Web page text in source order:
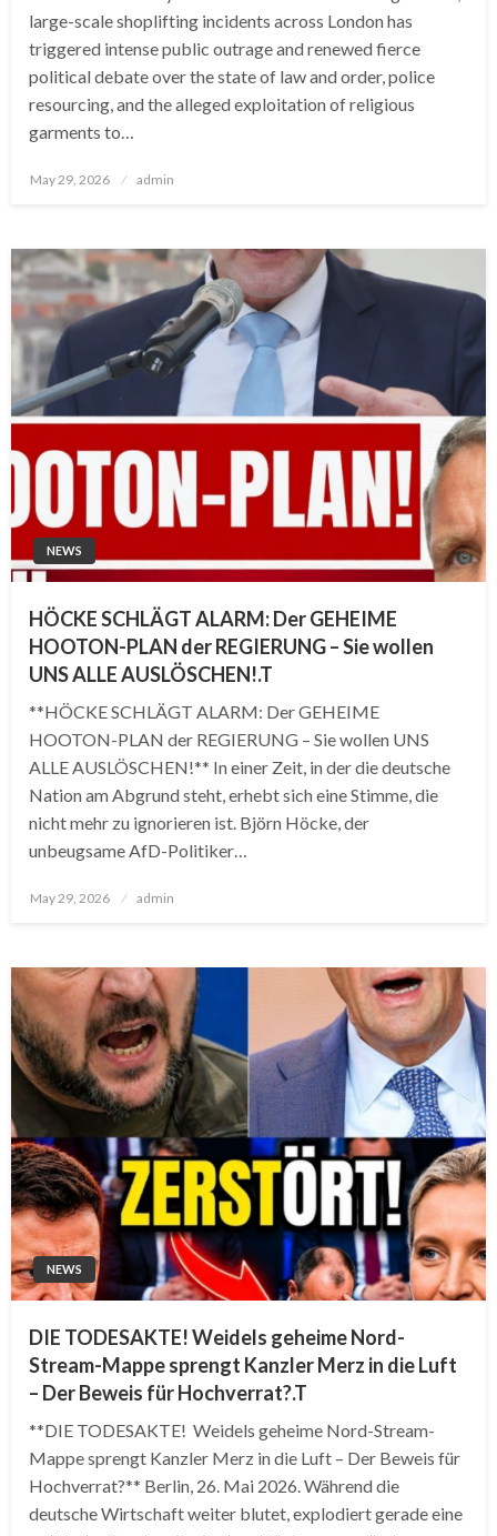
large-scale shoplifting incidents across London has
triggered intense public outrage and renewed fierce
political debate over the state of law and order, police
resourcing, and the alleged exploitation of religious
garments to…
Posted
May 29, 2026 admin
NEWS
HÖCKE SCHLÄGT ALARM: Der GEHEIME
HOOTON-PLAN der REGIERUNG – Sie wollen
UNS ALLE AUSLÖSCHEN!.T
**HÖCKE SCHLÄGT ALARM: Der GEHEIME
HOOTON-PLAN der REGIERUNG – Sie wollen UNS
ALLE AUSLÖSCHEN!** In einer Zeit, in der die deutsche
Nation am Abgrund steht, erhebt sich eine Stimme, die
nicht mehr zu ignorieren ist. Björn Höcke, der
unbeugsame AfD-Politiker…
Posted
May 29, 2026 admin
NEWS
DIE TODESAKTE! Weidels geheime Nord-
Stream-Mappe sprengt Kanzler Merz in die Luft
– Der Beweis für Hochverrat?.T
**DIE TODESAKTE! Weidels geheime Nord-Stream-
Mappe sprengt Kanzler Merz in die Luft – Der Beweis für
Hochverrat?** Berlin, 26. Mai 2026. Während die
deutsche Wirtschaft weiter blutet, explodiert gerade eine